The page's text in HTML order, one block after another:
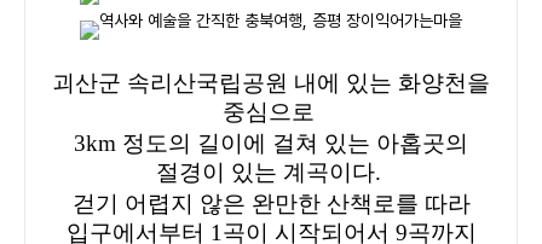
괴산군 속리산국립공원 내에 있는 화양천을
중심으로
3km 정도의 길이에 걸쳐 있는 아홉곳의
절경이 있는 계곡이다.
걷기 어렵지 않은 완만한 산책로를 따라
입구에서부터 1곡이 시작되어서 9곡까지